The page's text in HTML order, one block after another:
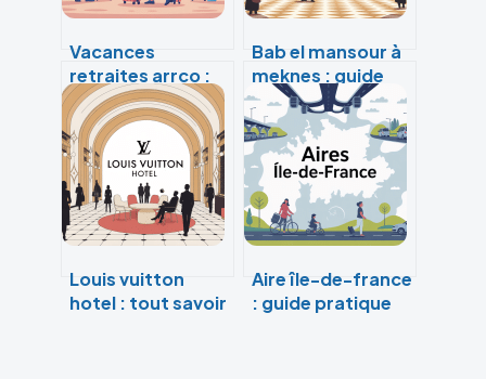
Vacances
retraites arrco :
tout comprendre
pour bien en
profiter
Bab el mansour à
meknes : guide
complet pour une
visite réussie
Louis vuitton
hotel : tout savoir
Aire île-de-france
: guide pratique